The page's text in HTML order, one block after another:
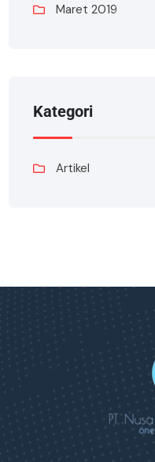
Maret 2019
Kategori
Artikel